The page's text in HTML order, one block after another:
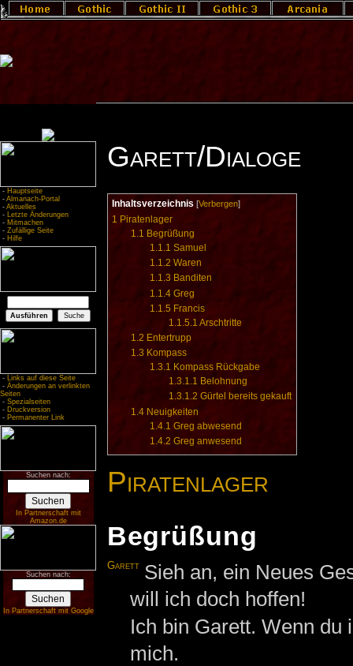
- Hauptseite
- Almanach-Portal
- Aktuelles
- Letzte Änderungen
- Mitmachen
- Zufällige Seite
- Hilfe
- Links auf diese Seite
- Änderungen an verlinkten
Seiten
- Spezialseiten
- Druckversion
- Permanenter Link
Suchen nach:
In Partnerschaft mit
Amazon.de
Suchen nach:
In Partnerschaft mit Google
Garett/Dialoge
Inhaltsverzeichnis [Verbergen]
1 Piratenlager
1.1 Begrüßung
1.1.1 Samuel
1.1.2 Waren
1.1.3 Banditen
1.1.4 Greg
1.1.5 Francis
1.1.5.1 Arschtritte
1.2 Entertrupp
1.3 Kompass
1.3.1 Kompass Rückgabe
1.3.1.1 Belohnung
1.3.1.2 Gürtel bereits gekauft
1.4 Neuigkeiten
1.4.1 Greg abwesend
1.4.2 Greg anwesend
Piratenlager
Begrüßung
Garett Sieh an, ein Neues
will ich doch hoffen!
Ich bin Garett. Wenn du
mich.